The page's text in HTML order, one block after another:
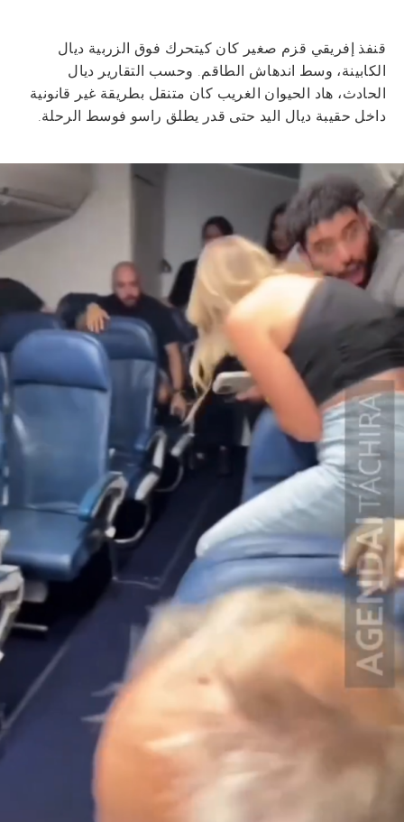
قنفذ إفريقي قزم صغير كان كيتحرك فوق الزربية ديال
الكابينة، وسط اندهاش الطاقم. وحسب التقارير ديال
الحادث، هاد الحيوان الغريب كان متنقل بطريقة غير قانونية
داخل حقيبة ديال اليد حتى قدر يطلق راسو فوسط الرحلة.